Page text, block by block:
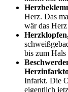
Herz. Das
wär das
bis zum
Infarkt. Die
eigentlich